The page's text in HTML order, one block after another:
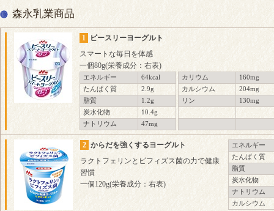
森永乳業商品
1
ビースリーヨーグルト
スマートな毎日を体感
一個80g(栄養成分：右表)
エネルギー
64kcal
たんぱく質
2.9g
脂質
1.2g
炭水化物
10.4g
ナトリウム
47mg
カリウム
160mg
カルシウム
204mg
リン
130mg
2 からだを強くするヨーグルト
ラクトフェリンとビフィズス菌の力で健康
習慣
一個120g(栄養成分：右表)
エネルギー
たんぱく質
脂質
炭水化物
ナトリウム
カルシウム